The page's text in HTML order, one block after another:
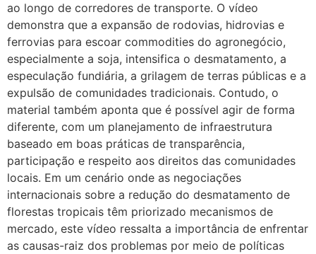
ao longo de corredores de transporte. O vídeo
demonstra que a expansão de rodovias, hidrovias e
ferrovias para escoar commodities do agronegócio,
especialmente a soja, intensifica o desmatamento, a
especulação fundiária, a grilagem de terras públicas e a
expulsão de comunidades tradicionais. Contudo, o
material também aponta que é possível agir de forma
diferente, com um planejamento de infraestrutura
baseado em boas práticas de transparência,
participação e respeito aos direitos das comunidades
locais. Em um cenário onde as negociações
internacionais sobre a redução do desmatamento de
florestas tropicais têm priorizado mecanismos de
mercado, este vídeo ressalta a importância de enfrentar
as causas-raiz dos problemas por meio de políticas